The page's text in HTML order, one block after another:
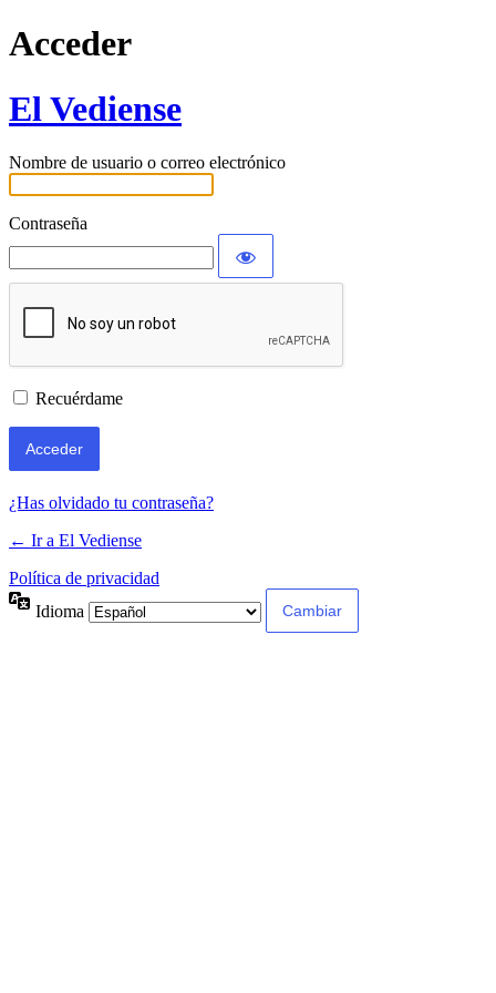
Acceder
El Vediense
Nombre de usuario o correo electrónico
Contraseña
Recuérdame
¿Has olvidado tu contraseña?
← Ir a El Vediense
Política de privacidad
Idioma